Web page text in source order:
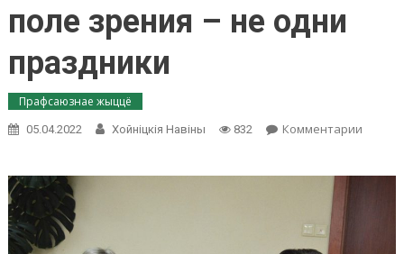
поле зрения – не одни
праздники
Прафсаюзнае жыццё
05.04.2022 Хойнiцкiя Навiны 832 Комментарииon